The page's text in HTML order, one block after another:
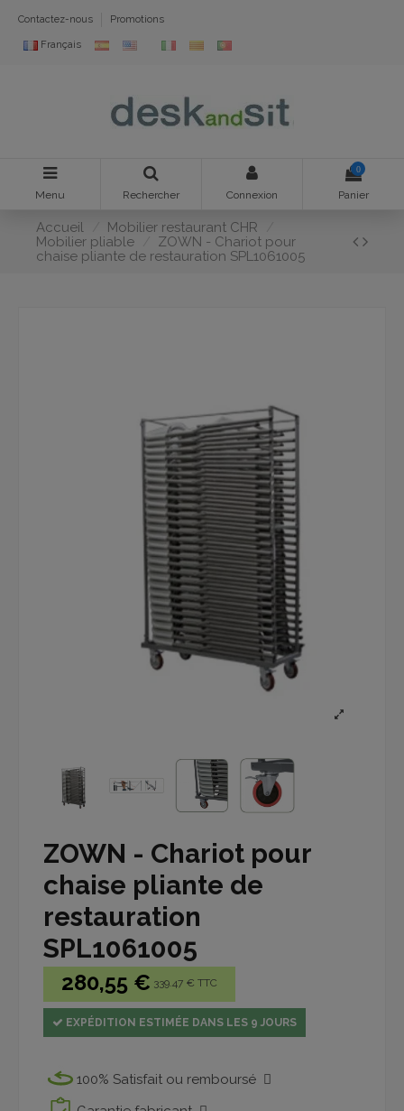
Contactez-nous Promotions
Français
Menu Rechercher Connexion
0
Panier
Accueil
Mobilier restaurant CHR
Mobilier pliable
ZOWN - Chariot pour
chaise pliante de restauration SPL1061005
ZOWN - Chariot pour
chaise pliante de
restauration
SPL1061005
280,55 € 339.47 € TTC
EXPÉDITION ESTIMÉE DANS LES 9 JOURS
100% Satisfait ou remboursé